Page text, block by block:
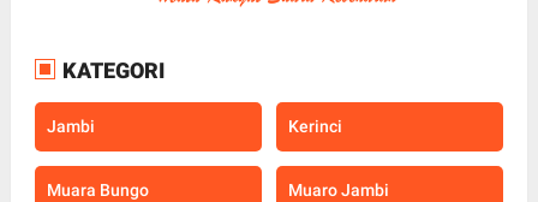
KATEGORI
Jambi Kerinci
Muara Bungo Muaro Jambi